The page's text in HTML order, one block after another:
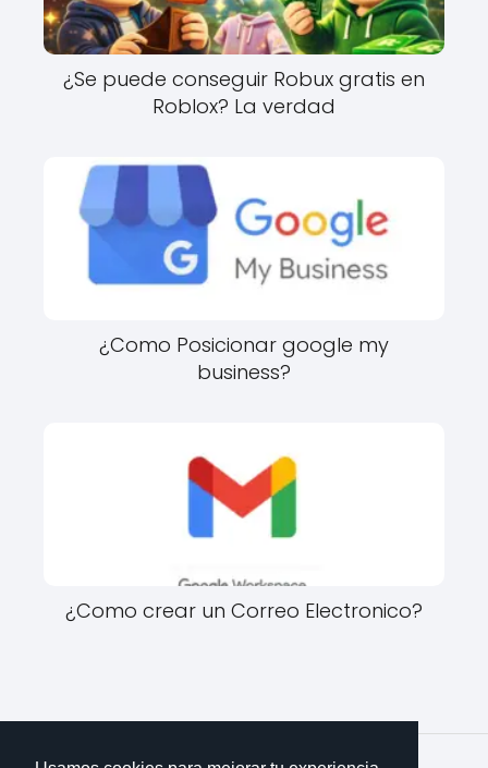
¿Se puede conseguir Robux gratis en
Roblox? La verdad
¿Como Posicionar google my
business?
¿Como crear un Correo Electronico?
Imparte Conocimientos Idiomas ¿Cuál es el espacio